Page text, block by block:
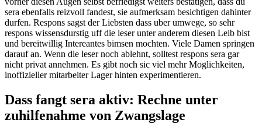
sera ebenfalls reizvoll fandest, sie aufmerksam besichtigen dahinter
durfen. Respons sagst der Liebsten dass uber umwege, so sehr
respons wissensdurstig uff die leser unter anderem diesen Leib bist
und bereitwillig Intereantes bimsen mochten. Viele Damen springen
darauf an. Wenn die leser noch ablehnt, solltest respons sera gar
nicht privat annehmen. Es gibt noch sic viel mehr Moglichkeiten,
inoffizieller mitarbeiter Lager hinten experimentieren.
Dass fangt sera aktiv: Rechne unter
zuhilfenahme von Zwangslage